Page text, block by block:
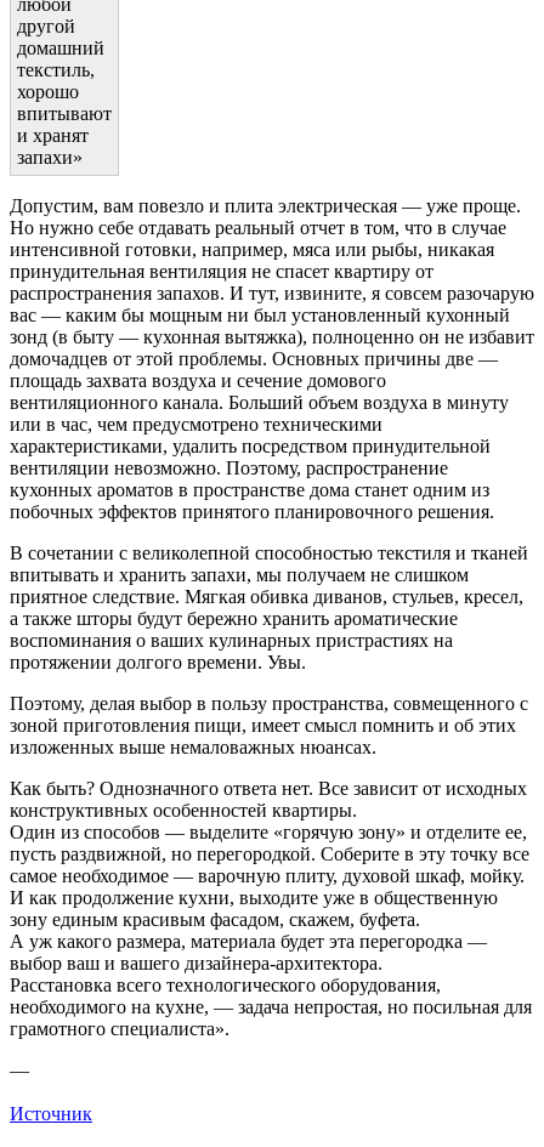
любой
другой
домашний
текстиль,
хорошо
впитывают
и хранят
запахи»
Допустим, вам повезло и плита электрическая — уже проще.
Но нужно себе отдавать реальный отчет в том, что в случае
интенсивной готовки, например, мяса или рыбы, никакая
принудительная вентиляция не спасет квартиру от
распространения запахов. И тут, извините, я совсем разочарую
вас — каким бы мощным ни был установленный кухонный
зонд (в быту — кухонная вытяжка), полноценно он не избавит
домочадцев от этой проблемы. Основных причины две —
площадь захвата воздуха и сечение домового
вентиляционного канала. Больший объем воздуха в минуту
или в час, чем предусмотрено техническими
характеристиками, удалить посредством принудительной
вентиляции невозможно. Поэтому, распространение
кухонных ароматов в пространстве дома станет одним из
побочных эффектов принятого планировочного решения.
В сочетании с великолепной способностью текстиля и тканей
впитывать и хранить запахи, мы получаем не слишком
приятное следствие. Мягкая обивка диванов, стульев, кресел,
а также шторы будут бережно хранить ароматические
воспоминания о ваших кулинарных пристрастиях на
протяжении долгого времени. Увы.
Поэтому, делая выбор в пользу пространства, совмещенного с
зоной приготовления пищи, имеет смысл помнить и об этих
изложенных выше немаловажных нюансах.
Как быть? Однозначного ответа нет. Все зависит от исходных
конструктивных особенностей квартиры.
Один из способов — выделите «горячую зону» и отделите ее,
пусть раздвижной, но перегородкой. Соберите в эту точку все
самое необходимое — варочную плиту, духовой шкаф, мойку.
И как продолжение кухни, выходите уже в общественную
зону единым красивым фасадом, скажем, буфета.
А уж какого размера, материала будет эта перегородка —
выбор ваш и вашего дизайнера-архитектора.
Расстановка всего технологического оборудования,
необходимого на кухне, — задача непростая, но посильная для
грамотного специалиста».
—
Источник